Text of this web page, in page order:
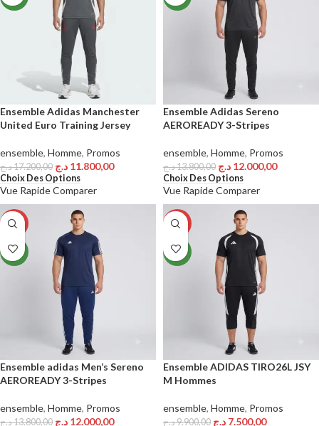
Ensemble Adidas Manchester
United Euro Training Jersey
ensemble, Homme, Promos
17.200,00د.ج 11.800,00 د.ج
Choix Des Options
Vue RapideComparer
Ensemble Adidas Sereno
AEROREADY 3-Stripes
ensemble, Homme, Promos
13.800,00د.ج 12.000,00 د.ج
Choix Des Options
Vue RapideComparer
-13%
NEW
Ensemble adidas Men’s Sereno
AEROREADY 3-Stripes
ensemble, Homme, Promos
13.800,00د.ج 12.000,00 د.ج
-24%
NEW
Ensemble ADIDAS TIRO26L JSY
M Hommes
ensemble, Homme, Promos
9.900,00د.ج 7.500,00 د.ج